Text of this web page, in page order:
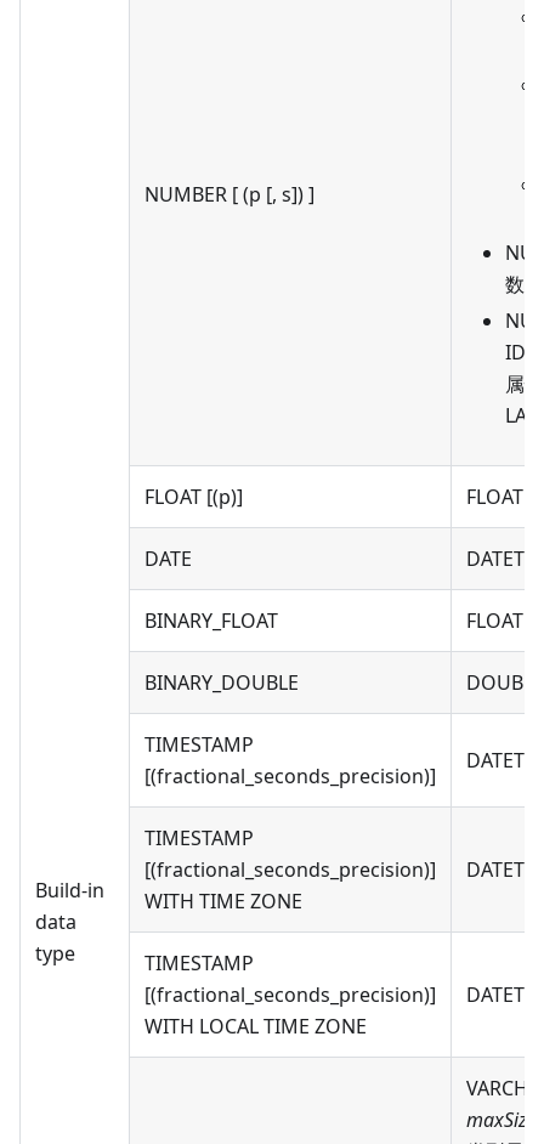
Build-in
data
type
NUMBER [ (p [, s]) ]
数
属
FLOAT [(p)] FLOAT
DATE
BINARY_FLOAT FLOAT
BINARY_DOUBLE DOUBLE
TIMESTAMP
[(fractional_seconds_precision)]
TIMESTAMP
[(fractional_seconds_precision)]
WITH TIME ZONE
TIMESTAMP
[(fractional_seconds_precision)]
WITH LOCAL TIME ZONE
maxSize